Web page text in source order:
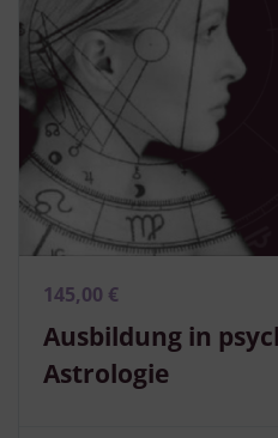
145,00 €
Ausbildung in
Astrologie